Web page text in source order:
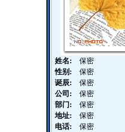
姓名:
保密
性别:
保密
诞辰:
保密
公司:
保密
部门:
保密
地址:
保密
电话:
保密